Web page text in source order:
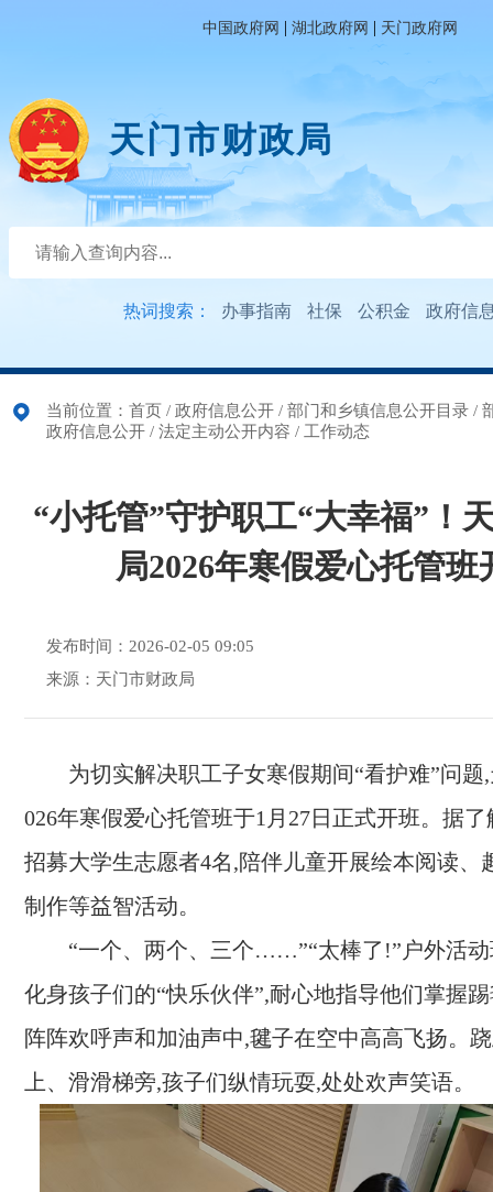
中国政府网 | 湖北政府网 | 天门政府网
天门市财政局
热词搜索： 办事指南 社保 公积金 政府信
当前位置： 首页 / 政府信息公开 / 部门和乡镇信息公开目录 /
政府信息公开 / 法定主动公开内容 / 工作动态
“小托管”守护职工“大幸福”！
局2026年寒假爱心托管班
发布时间：2026-02-05 09:05
来源：天门市财政局
为切实解决职工子女寒假期间“看护难”问题
026年寒假爱心托管班于1月27日正式开班。据
招募大学生志愿者4名,陪伴儿童开展绘本阅读、
制作等益智活动。
“一个、两个、三个……”“太棒了!”户外活
化身孩子们的“快乐伙伴”,耐心地指导他们掌握
阵阵欢呼声和加油声中,毽子在空中高高飞扬。
上、滑滑梯旁,孩子们纵情玩耍,处处欢声笑语。